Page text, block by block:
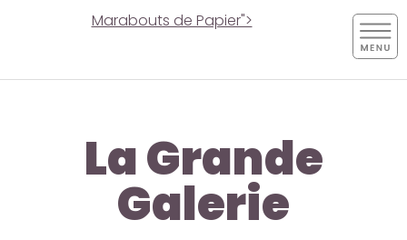
Marabouts de Papier">
La Grande
Galerie